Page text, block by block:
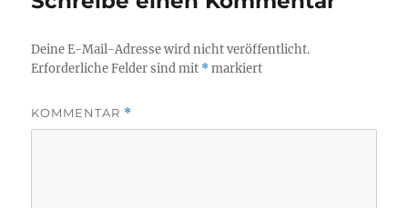
Deine E-Mail-Adresse wird nicht veröffentlicht.
Erforderliche Felder sind mit *markiert
KOMMENTAR *